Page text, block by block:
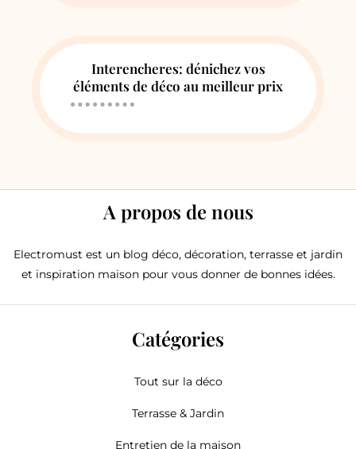
Interencheres: dénichez vos
éléments de déco au meilleur prix
A propos de nous
Electromust est un blog déco, décoration, terrasse et jardin
et inspiration maison pour vous donner de bonnes idées.
Catégories
Tout sur la déco
Terrasse & Jardin
Entretien de la maison